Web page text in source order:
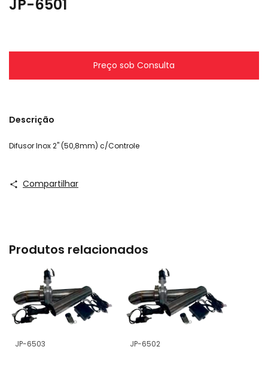
JP-6501
Descrição
Difusor Inox 2" (50,8mm) c/Controle
Compartilhar
Produtos relacionados
JP-6503 JP-6502